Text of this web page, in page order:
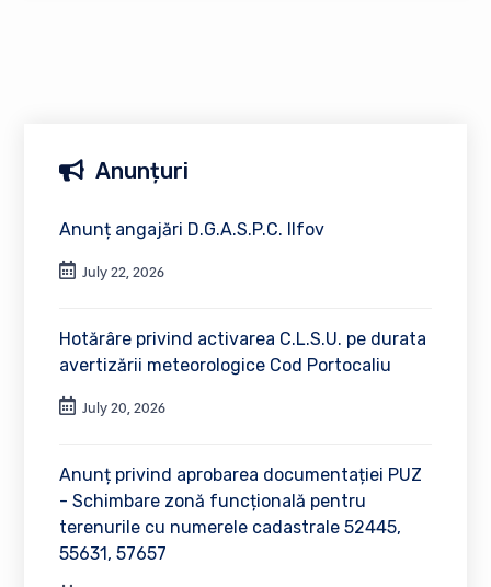
Anunțuri
Anunț angajări D.G.A.S.P.C. Ilfov
July 22, 2026
Hotărâre privind activarea C.L.S.U. pe durata
avertizării meteorologice Cod Portocaliu
July 20, 2026
Anunț privind aprobarea documentației PUZ
- Schimbare zonă funcțională pentru
terenurile cu numerele cadastrale 52445,
55631, 57657